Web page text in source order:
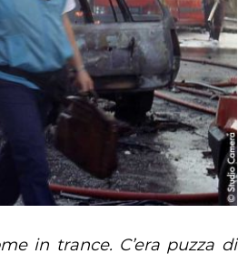
in trance. C’era puzza di